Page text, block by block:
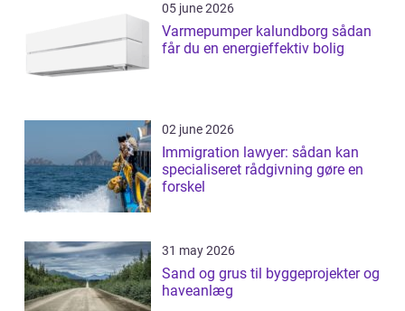
05 june 2026
Varmepumper kalundborg sådan
får du en energieffektiv bolig
02 june 2026
Immigration lawyer: sådan kan
specialiseret rådgivning gøre en
forskel
31 may 2026
Sand og grus til byggeprojekter og
haveanlæg